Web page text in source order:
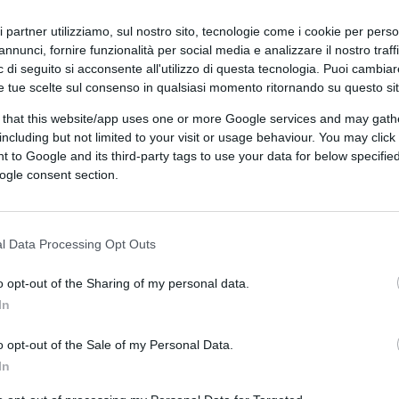
partner utilizziamo, sul nostro sito, tecnologie come i cookie per
fornire funzionalità per social media e analizzare il nostro
di seguito si acconsente all'utilizzo di questa tecnologia. Puoi
tue scelte sul consenso in qualsiasi momento ritornando su questo
that this website/app uses one or more Google services and may
but not limited to your visit or usage behaviour. You may
to Google and its third-party tags to use your data for below
consent section.
Data Processing Opt Outs
opt-out of the Sharing of my personal data.
opt-out of the Sale of my Personal Data.
progressista, sempre pronto a puntare
e sull’inesistente ritorno
debole e fragile dinanzi all’altra faccia
Sovietica.
un granchio
scalare il Pd
sinistra